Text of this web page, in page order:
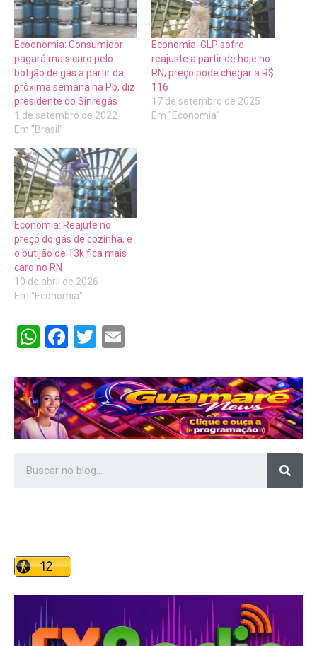
Ecoonomia: Consumidor
pagará mais caro pelo
botijão de gás a partir da
próxima semana na Pb, diz
presidente do Sinregás
1 de setembro de 2022
Em "Brasil"
Economia: GLP sofre
reajuste a partir de hoje no
RN; preço pode chegar a R$
116
17 de setembro de 2025
Em "Economia"
Economia: Reajute no
preço do gás de cozinha, e
o butijão de 13k fica mais
caro no RN
10 de abril de 2026
Em "Economia"
WhatsApp
Facebook
Twitter